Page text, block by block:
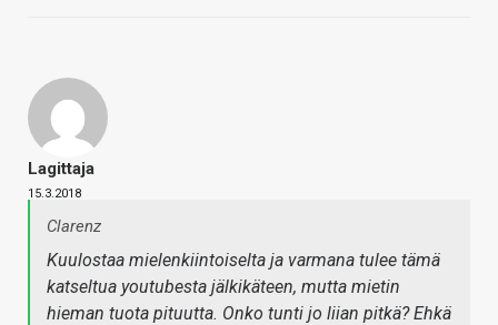
Lagittaja
15.3.2018
Clarenz
Kuulostaa mielenkiintoiselta ja varmana tulee tämä
katseltua youtubesta jälkikäteen, mutta mietin
hieman tuota pituutta. Onko tunti jo liian pitkä? Ehkä